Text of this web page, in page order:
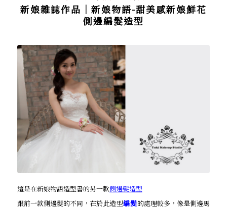
新娘雜誌作品│新娘物語-甜美感新娘鮮花
側邊編髮造型
這是在新娘物語造型書的另一款側邊髮造型
跟前一款側邊髮的不同，在於此造型編髮的處理較多，像是側邊馬